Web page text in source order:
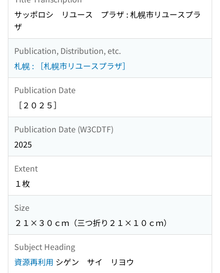
サッポロシ リユース プラザ : 札幌市リユースプラ
ザ
Publication, Distribution, etc.
札幌 : ［札幌市リユースプラザ］
Publication Date
［２０２５］
Publication Date (W3CDTF)
2025
Extent
１枚
Size
２１×３０ｃｍ（三つ折り２１×１０ｃｍ）
Subject Heading
資源再利用 シゲン サイ リヨウ